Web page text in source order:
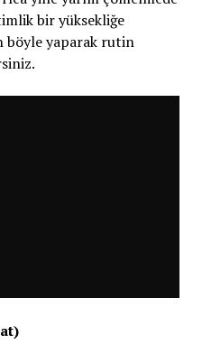
bir yüksekliğe
böyle yaparak rutin